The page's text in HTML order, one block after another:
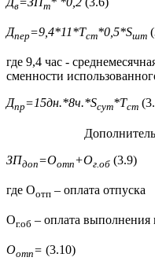
в т
Дпер=9,4*11*Тст*0,5*Sшт
где 9,4 час -
сменности
Дпр=15дн.*8ч.*Sсут*Тст
ЗПдоп=Оотп+Ог.об (3.9)
где Оотп – оплата отпуска
Ог.об – оплата выполнения
Оотп= (3.10)